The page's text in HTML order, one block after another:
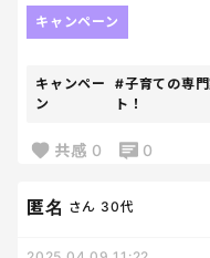
キャンペーン
キャンペー
ン
#子育ての専
ト！
共感 0 0
匿名 さん 30代